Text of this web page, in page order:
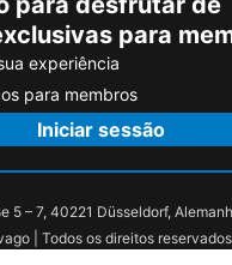
para
experiência
para membros
Iniciar sessão
5 – 7, 40221 Düsseldorf,
| Todos os direitos